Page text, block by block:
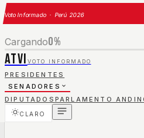
Voto Informado · Perú 2026
Cargando0%
ATVI VOTO INFORMADO
PRESIDENTES
SENADORES
DIPUTADOS PARLAMENTO
CLARO